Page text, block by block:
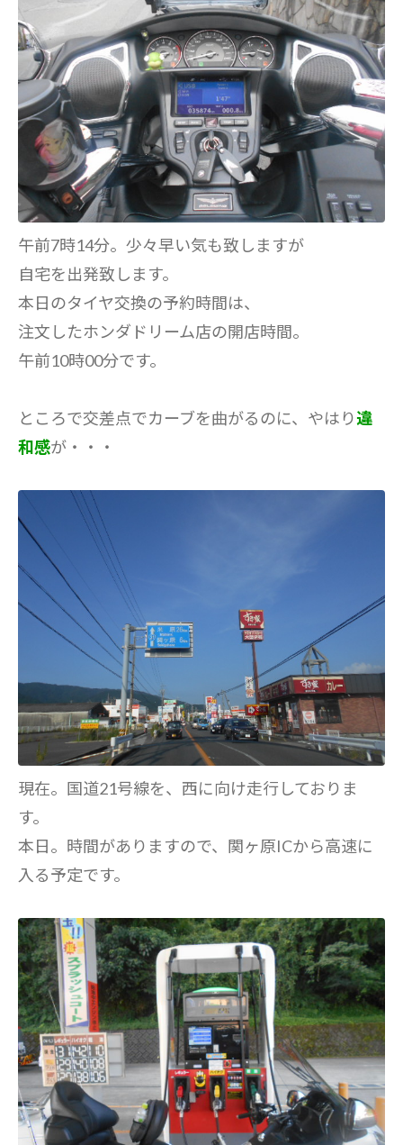
午前7時14分。少々早い気も致しますが
自宅を出発致します。
本日のタイヤ交換の予約時間は、
注文したホンダドリーム店の開店時間。
午前10時00分です。
ところで交差点でカーブを曲がるのに、やはり違
和感が・・・
現在。国道21号線を、西に向け走行しておりま
す。
本日。時間がありますので、関ヶ原ICから高速に
入る予定です。